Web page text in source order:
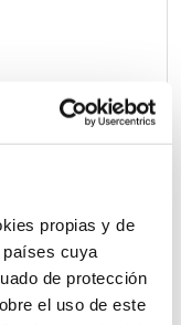
propias y de
países cuya
de protección
el uso de este